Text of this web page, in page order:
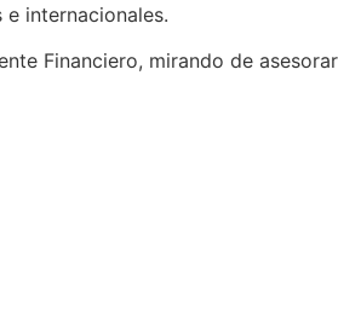
internacionales.
Financiero, mirando de asesorar